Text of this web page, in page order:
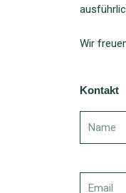
Wir
Kontakt